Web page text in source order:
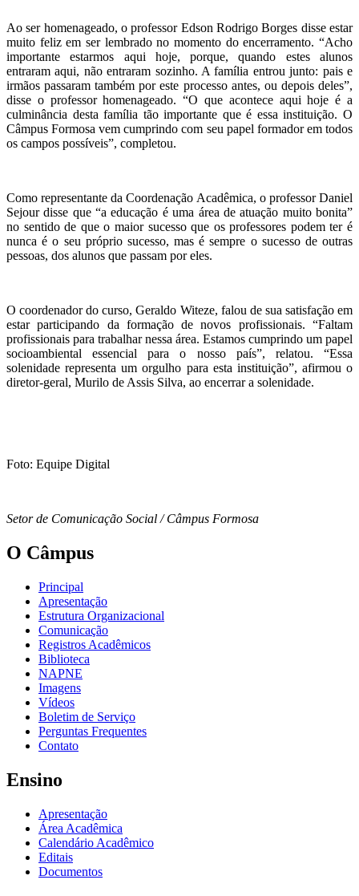
Ao ser homenageado, o professor Edson Rodrigo Borges disse estar
muito feliz em ser lembrado no momento do encerramento. “Acho
importante estarmos aqui hoje, porque, quando estes alunos
entraram aqui, não entraram sozinho. A família entrou junto: pais e
irmãos passaram também por este processo antes, ou depois deles”,
disse o professor homenageado. “O que acontece aqui hoje é a
culminância desta família tão importante que é essa instituição. O
Câmpus Formosa vem cumprindo com seu papel formador em todos
os campos possíveis”, completou.
Como representante da Coordenação Acadêmica, o professor Daniel
Sejour disse que “a educação é uma área de atuação muito bonita”
no sentido de que o maior sucesso que os professores podem ter é
nunca é o seu próprio sucesso, mas é sempre o sucesso de outras
pessoas, dos alunos que passam por eles.
O coordenador do curso, Geraldo Witeze, falou de sua satisfação em
estar participando da formação de novos profissionais. “Faltam
profissionais para trabalhar nessa área. Estamos cumprindo um papel
socioambiental essencial para o nosso país”, relatou. “Essa
solenidade representa um orgulho para esta instituição”, afirmou o
diretor-geral, Murilo de Assis Silva, ao encerrar a solenidade.
Foto: Equipe Digital
Setor de Comunicação Social / Câmpus Formosa
O Câmpus
Principal
Apresentação
Estrutura Organizacional
Comunicação
Registros Acadêmicos
Biblioteca
NAPNE
Imagens
Vídeos
Boletim de Serviço
Perguntas Frequentes
Contato
Ensino
Apresentação
Área Acadêmica
Calendário Acadêmico
Editais
Documentos